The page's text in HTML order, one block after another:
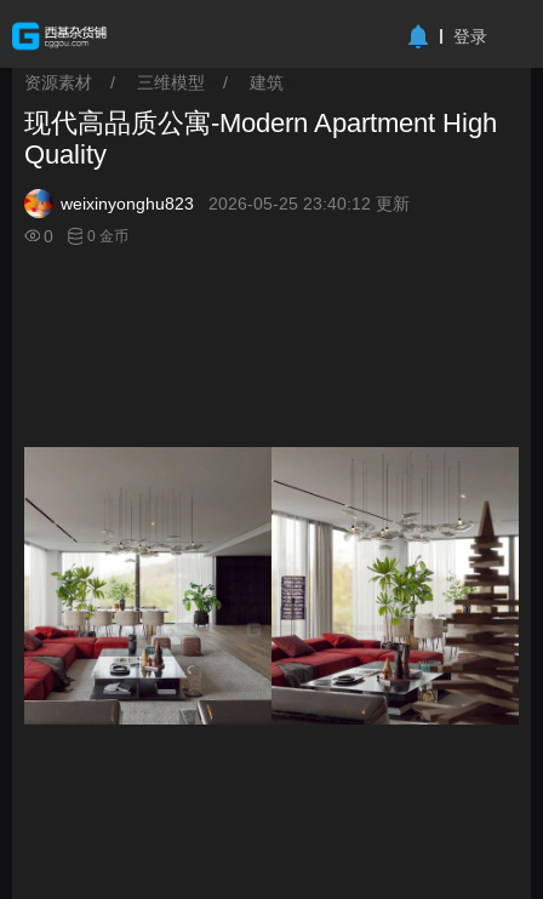
登录
资源素材 / 三维模型 / 建筑
现代高品质公寓-Modern Apartment High
Quality
weixinyonghu823
2026-05-25 23:40:12 更新
0
0 金币